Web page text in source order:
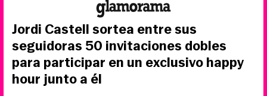
Jordi Castell sortea entre sus
seguidoras 50 invitaciones dobles
para participar en un exclusivo happy
hour junto a él